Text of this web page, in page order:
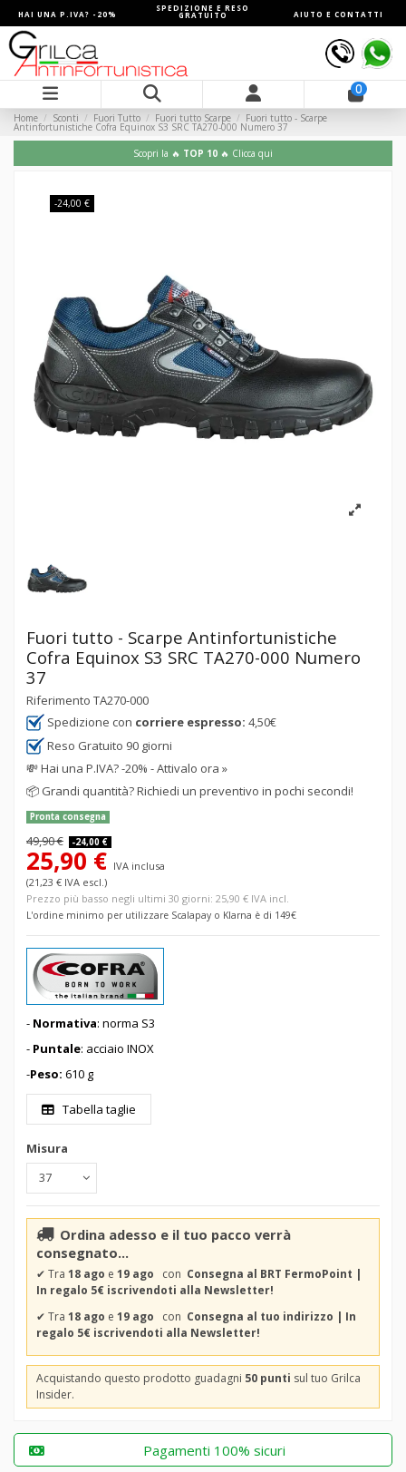
HAI UNA P.IVA? -20%
SPEDIZIONE E RESO
GRATUITO AIUTO E CONTATTI
0
Home Sconti Fuori Tutto Fuori tutto Scarpe Fuori tutto - Scarpe
Antinfortunistiche Cofra Equinox S3 SRC TA270-000 Numero 37
Scopri la 🔥 TOP 10 🔥 Clicca qui
-24,00 €
Fuori tutto - Scarpe Antinfortunistiche
Cofra Equinox S3 SRC TA270-000 Numero
37
Riferimento TA270-000
Spedizione con corriere espresso: 4,50€
Reso Gratuito 90 giorni
💸Hai una P.IVA? -20% - Attivalo ora »
📦 Grandi quantità? Richiedi un preventivo in pochi secondi!
Pronta consegna
49,90 € -24,00 €
25,90 € IVA inclusa
(21,23 € IVA escl.)
Prezzo più basso negli ultimi 30 giorni: 25,90 € IVA incl.
L'ordine minimo per utilizzare Scalapay o Klarna è di 149€
- Normativa: norma S3
- Puntale: acciaio INOX
-Peso: 610 g
Tabella taglie
Misura
Ordina adesso e il tuo pacco verrà
consegnato...
✔ Tra 18 ago e 19 ago con Consegna al BRT FermoPoint |
In regalo 5€ iscrivendoti alla Newsletter!
✔ Tra 18 ago e 19 ago con Consegna al tuo indirizzo | In
regalo 5€ iscrivendoti alla Newsletter!
Acquistando questo prodotto guadagni 50 punti sul tuo Grilca
Insider.
Pagamenti 100% sicuri